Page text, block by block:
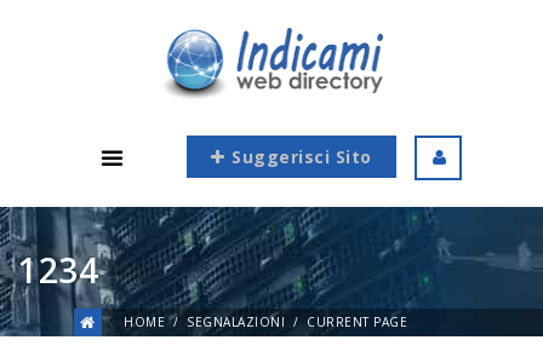
Suggerisci Sito
1234
HOME SEGNALAZIONI CURRENT PAGE